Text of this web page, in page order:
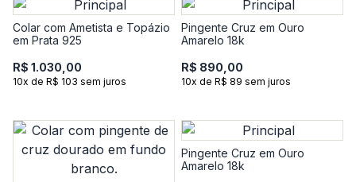
Colar com Ametista e Topázio
em Prata 925
R$ 1.030,00
10x de R$ 103 sem juros
Pingente Cruz em Ouro
Amarelo 18k
R$ 890,00
10x de R$ 89 sem juros
Pingente Cruz em Ouro
Amarelo 18k